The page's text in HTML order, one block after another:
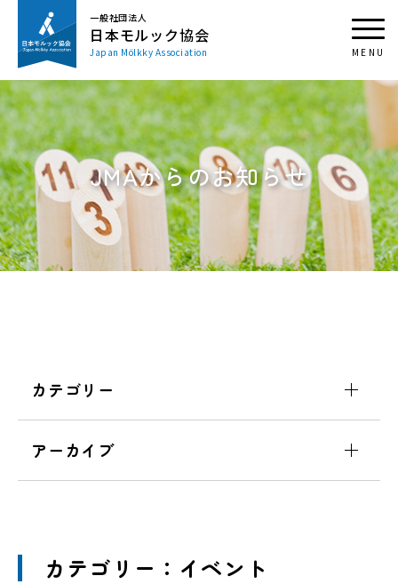
一般社団法人
日本モルック協会
Japan Mölkky Association
JMAからのお知らせ
カテゴリー：イベント
カテゴリー
アーカイブ